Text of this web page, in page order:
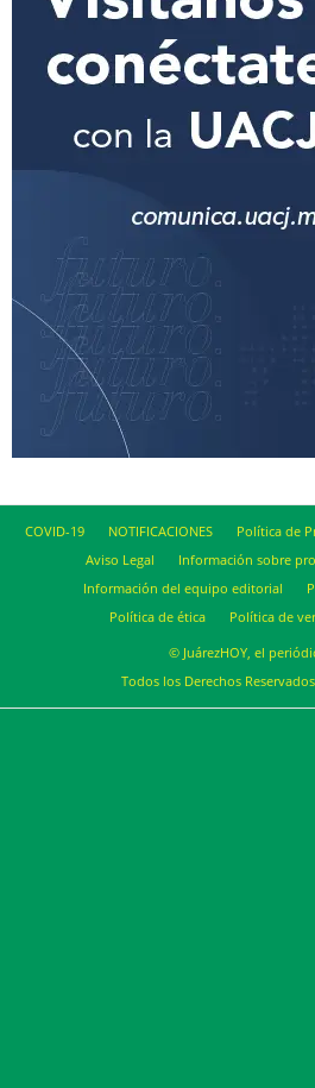
COVID-19 NOTIFICACIONES Política de
Aviso Legal
Información sobre
Información del equipo editorial
Política de ética
Política de
© JuárezHOY, el
Todos los Derechos